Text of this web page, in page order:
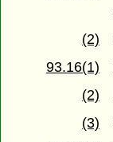
(2)
93.16(1)
(2)
(3)